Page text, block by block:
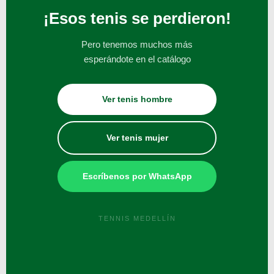
¡Esos tenis se perdieron!
Pero tenemos muchos más
esperándote en el catálogo
Ver tenis hombre
Ver tenis mujer
Escríbenos por WhatsApp
TENNIS MEDELLÍN